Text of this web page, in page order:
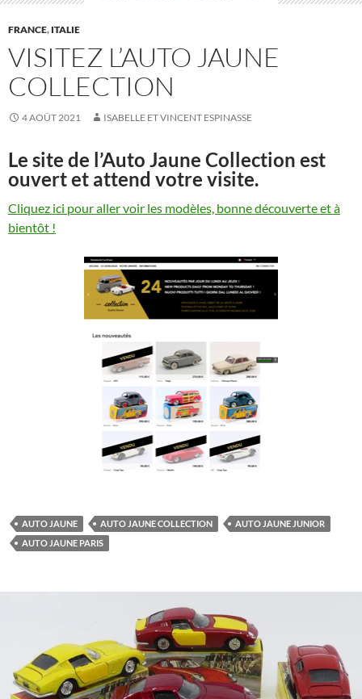
FRANCE, ITALIE
VISITEZ L’AUTO JAUNE
COLLECTION
4 AOÛT 2021 ISABELLE ET VINCENT ESPINASSE
Le site de l’Auto Jaune Collection est
ouvert et attend votre visite.
Cliquez ici pour aller voir les modèles, bonne découverte et à
bientôt !
AUTO JAUNE AUTO JAUNE COLLECTION
AUTO JAUNE JUNIOR
AUTO JAUNE PARIS